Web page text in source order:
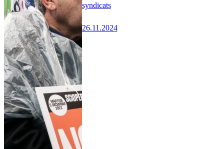
syndicats
26.11.2024